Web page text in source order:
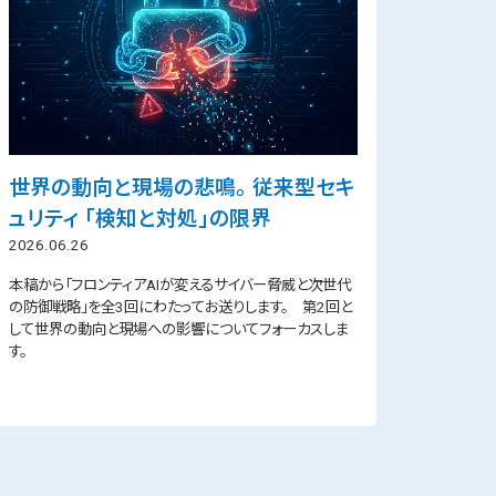
世界の動向と現場の悲鳴。 従来型セキ
ュリティ 「検知と対処」の限界
2026.06.26
本稿から「フロンティアAIが変えるサイバー脅威と次世代
の防御戦略」を全3回にわたってお送りします。 第2回と
して世界の動向と現場への影響についてフォーカスしま
す。